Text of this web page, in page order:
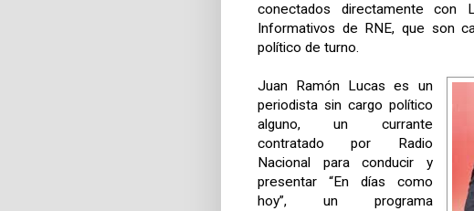
conectados directamente
Informativos de RNE, que son
político de turno.
Juan Ramón Lucas es un
periodista sin cargo político
alguno, un currante
contratado por Radio
Nacional para conducir y
presentar “En días como
hoy”, un programa